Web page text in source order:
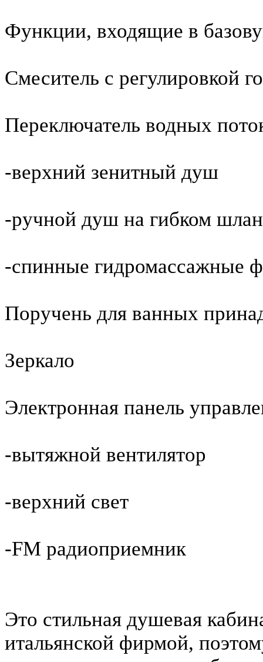
Функции, входящие в
Смеситель с регулировкой
Переключатель водных
-верхний зенитный душ
-ручной душ на гибком
-спинные гидромассажные
Поручень для ванных
Зеркало
Электронная панель
-вытяжной вентилятор
-верхний свет
-FM радиоприемник
Это стильная душевая
итальянской фирмой,